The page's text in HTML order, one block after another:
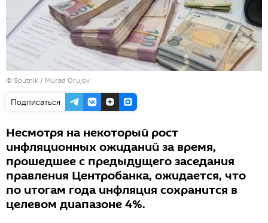
© Sputnik / Murad Orujov
Подписаться
Несмотря на некоторый рост
инфляционных ожиданий за время,
прошедшее с предыдущего заседания
правления Центробанка, ожидается, что
по итогам года инфляция сохранится в
целевом диапазоне 4%.